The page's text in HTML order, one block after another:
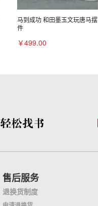
马到成功 和田墨玉文玩唐马摆
件
￥499.00
售后服务
退换货制度